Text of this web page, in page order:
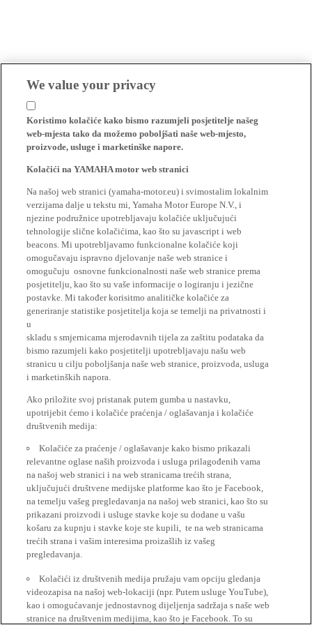
We value your privacy
Koristimo kolačiće kako bismo razumjeli posjetitelje našeg
web-mjesta tako da možemo poboljšati naše web-mjesto,
proizvode, usluge i marketinške napore.
Kolačići na YAMAHA motor web stranici
Na našoj web stranici (yamaha-motor.eu) i svimostalim lokalnim
verzijama dalje u tekstu mi, Yamaha Motor Europe N.V., i
njezine podružnice upotrebljavaju kolačiće uključujući
tehnologije slične kolačićima, kao što su javascript i web
beacons. Mi upotrebljavamo funkcionalne kolačiće koji
omogučavaju ispravno djelovanje naše web stranice i
omogučuju osnovne funkcionalnosti naše web stranice prema
posjetitelju, kao što su vaše informacije o logiranju i jezične
postavke. Mi također korisitmo analitičke kolačiće za
generiranje statistike posjetitelja koja se temelji na privatnosti i
u
skladu s smjernicama mjerodavnih tijela za zaštitu podataka da
bismo razumjeli kako posjetitelji upotrebljavaju našu web
stranicu u cilju poboljšanja naše web stranice, proizvoda, usluga
i marketinških napora.
Ako priložite svoj pristanak putem gumba u nastavku,
upotrijebit ćemo i kolačiće praćenja / oglašavanja i kolačiće
društvenih medija:
Kolačiće za praćenje / oglašavanje kako bismo prikazali
relevantne oglase naših proizvoda i usluga prilagođenih vama
na našoj web stranici i na web stranicama trećih strana,
uključujući društvene medijske platforme kao što je Facebook,
na temelju vašeg pregledavanja na našoj web stranici, kao što su
prikazani proizvodi i usluge stavke koje su dodane u vašu
košaru za kupnju i stavke koje ste kupili, te na web stranicama
trećih strana i vašim interesima proizašlih iz vašeg
pregledavanja.
Kolačići iz društvenih medija pružaju vam opciju gledanja
videozapisa na našoj web-lokaciji (npr. Putem usluge YouTube),
kao i omogućavanje jednostavnog dijeljenja sadržaja s naše web
stranice na društvenim medijima, kao što je Facebook. To su